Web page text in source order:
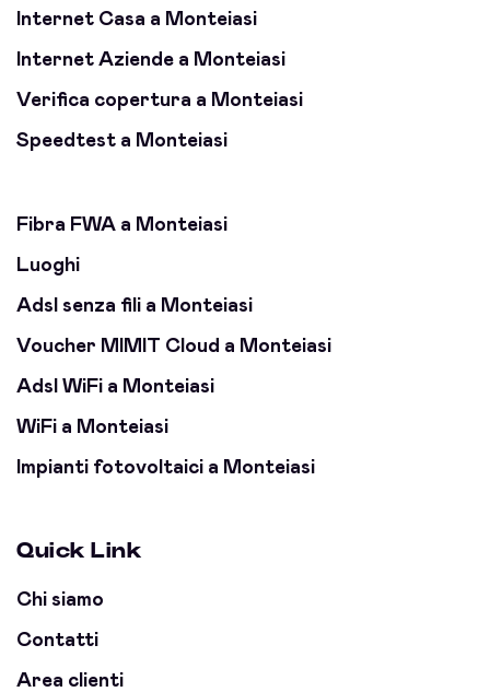
Internet Casa a Monteiasi
Internet Aziende a Monteiasi
Verifica copertura a Monteiasi
Speedtest a Monteiasi
Fibra FWA a Monteiasi
Luoghi
Adsl senza fili a Monteiasi
Voucher MIMIT Cloud a Monteiasi
Adsl WiFi a Monteiasi
WiFi a Monteiasi
Impianti fotovoltaici a Monteiasi
Quick Link
Chi siamo
Contatti
Area clienti